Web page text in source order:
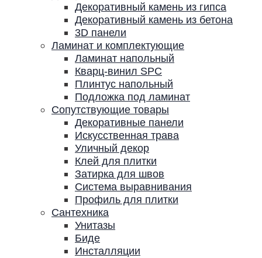
Декоративный камень из гипса
Декоративный камень из бетона
3D панели
Ламинат и комплектующие
Ламинат напольный
Кварц-винил SPC
Плинтус напольный
Подложка под ламинат
Сопутствующие товары
Декоративные панели
Искусственная трава
Уличный декор
Клей для плитки
Затирка для швов
Система выравнивания
Профиль для плитки
Сантехника
Унитазы
Биде
Инсталляции